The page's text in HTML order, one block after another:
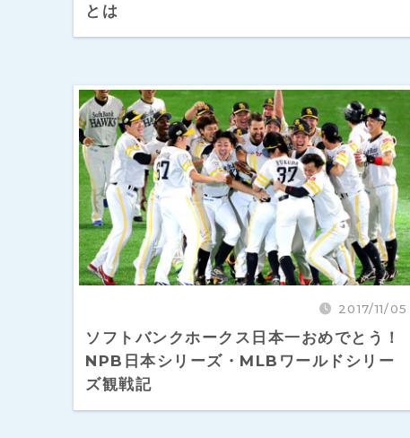
とは
2017/11/05
ソフトバンクホークス日本一おめでとう！
NPB日本シリーズ・MLBワールドシリー
ズ観戦記